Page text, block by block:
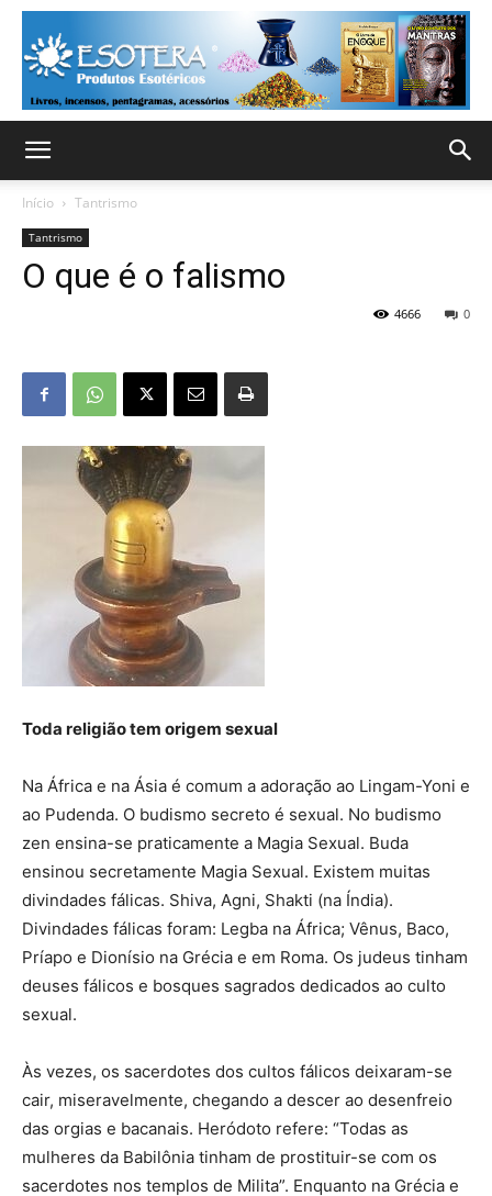
Início Tantrismo
Tantrismo
O que é o falismo
0
4666
Toda religião tem origem sexual
Na África e na Ásia é comum a adoração ao Lingam-Yoni e
ao Pudenda. O budismo secreto é sexual. No budismo
zen ensina-se praticamente a Magia Sexual. Buda
ensinou secretamente Magia Sexual. Existem muitas
divindades fálicas. Shiva, Agni, Shakti (na Índia).
Divindades fálicas foram: Legba na África; Vênus, Baco,
Príapo e Dionísio na Grécia e em Roma. Os judeus tinham
deuses fálicos e bosques sagrados dedicados ao culto
sexual.
Às vezes, os sacerdotes dos cultos fálicos deixaram-se
cair, miseravelmente, chegando a descer ao desenfreio
das orgias e bacanais. Heródoto refere: “Todas as
mulheres da Babilônia tinham de prostituir-se com os
sacerdotes nos templos de Milita”. Enquanto na Grécia e